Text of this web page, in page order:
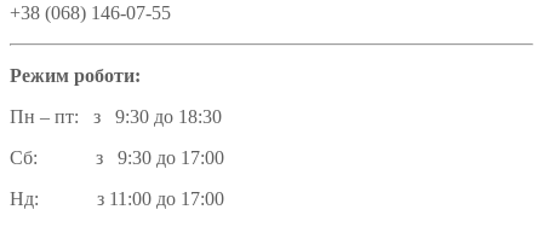
+38 (068) 146-07-55
Режим роботи:
Пн – пт: з 9:30 до 18:30
Сб: з 9:30 до 17:00
Нд: з 11:00 до 17:00